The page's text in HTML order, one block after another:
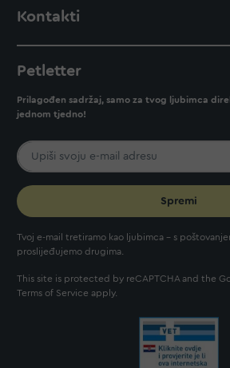
Kontakti
Petletter
Prilagođen sadržaj, samo za tvog ljubimca
jednom tjedno!
Spremi
Tvoj e-mail tretiramo kao ljubimca - s
proslijeđujemo drugima.
This site is protected by reCAPTCHA and the
Terms of Service apply.